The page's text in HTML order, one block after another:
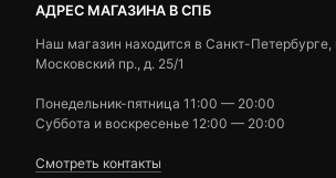
АДРЕС МАГАЗИНА В СПБ
Наш магазин находится в Санкт-Петербурге,
Московский пр., д. 25/1
Понедельник-пятница 11:00 — 20:00
Суббота и воскресенье 12:00 — 20:00
Смотреть контакты